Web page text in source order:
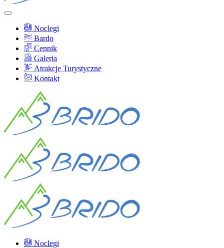
Noclegi
Bardo
Cennik
Galeria
Atrakcje Turystyczne
Kontakt
Noclegi